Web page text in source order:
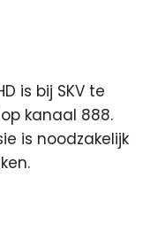
is bij SKV te
kanaal 888.
is noodzakelijk